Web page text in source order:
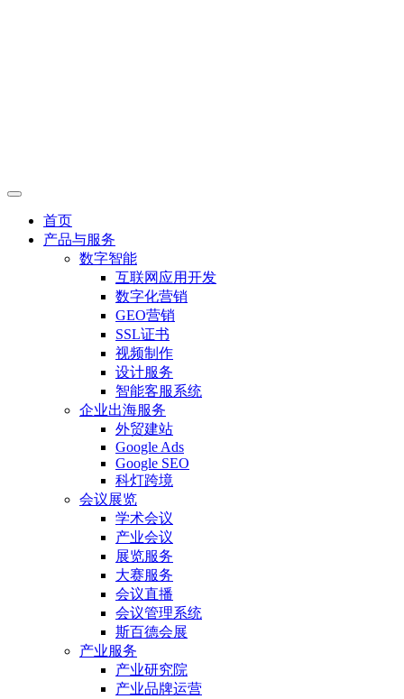
首页
产品与服务
数字智能
互联网应用开发
数字化营销
GEO营销
SSL证书
视频制作
设计服务
智能客服系统
企业出海服务
外贸建站
Google Ads
Google SEO
科灯跨境
会议展览
学术会议
产业会议
展览服务
大赛服务
会议直播
会议管理系统
斯百德会展
产业服务
产业研究院
产业品牌运营